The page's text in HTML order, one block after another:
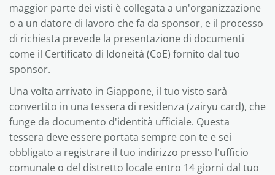
maggior parte dei visti è collegata a un'organizzazione
o a un datore di lavoro che fa da sponsor, e il processo
di richiesta prevede la presentazione di documenti
come il Certificato di Idoneità (CoE) fornito dal tuo
sponsor.
Una volta arrivato in Giappone, il tuo visto sarà
convertito in una tessera di residenza (zairyu card), che
funge da documento d'identità ufficiale. Questa
tessera deve essere portata sempre con te e sei
obbligato a registrare il tuo indirizzo presso l'ufficio
comunale o del distretto locale entro 14 giorni dal tuo